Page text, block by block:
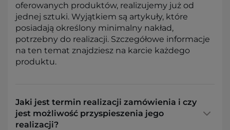
oferowanych produktów, realizujemy już od
jednej sztuki. Wyjątkiem są artykuły, które
posiadają określony minimalny nakład,
potrzebny do realizacji. Szczegółowe informacje
na ten temat znajdziesz na karcie każdego
produktu.
Jaki jest termin realizacji zamówienia i czy
jest możliwość przyspieszenia jego
realizacji?